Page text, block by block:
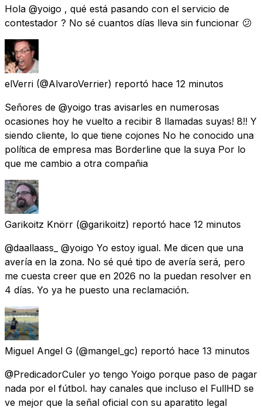
Hola @yoigo , qué está pasando con el servicio de
contestador ? No sé cuantos días lleva sin funcionar 😕
elVerri (@AlvaroVerrier) reportó hace 12 minutos
Señores de @yoigo tras avisarles en numerosas
ocasiones hoy he vuelto a recibir 8 llamadas suyas! 8!! Y
siendo cliente, lo que tiene cojones No he conocido una
política de empresa mas Borderline que la suya Por lo
que me cambio a otra compañia
Garikoitz Knörr (@garikoitz) reportó hace 12 minutos
@daallaass_ @yoigo Yo estoy igual. Me dicen que una
avería en la zona. No sé qué tipo de avería será, pero
me cuesta creer que en 2026 no la puedan resolver en
4 días. Yo ya he puesto una reclamación.
Miguel Angel G (@mangel_gc) reportó hace 13 minutos
@PredicadorCuler yo tengo Yoigo porque paso de pagar
nada por el fútbol. hay canales que incluso el FullHD se
ve mejor que la señal oficial con su aparatito legal